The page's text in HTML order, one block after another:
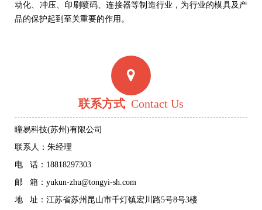
动化、冲压、印刷喷码、连接器等制造行业，为行业的模具及产
品的保护起到至关重要的作用。
联系方式 Contact Us
瞳易科技(苏州)有限公司
联系人：朱经理
电 话：18818297303
邮 箱：yukun-zhu@tongyi-sh.com
地 址：江苏省苏州昆山市千灯镇宏川路5号8号3楼